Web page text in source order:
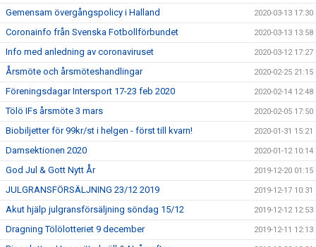
Gemensam övergångspolicy i Halland 2020-03-13 17:30
Coronainfo från Svenska Fotbollförbundet 2020-03-13 13:58
Info med anledning av coronaviruset 2020-03-12 17:27
Årsmöte och årsmöteshandlingar 2020-02-25 21:15
Föreningsdagar Intersport 17-23 feb 2020 2020-02-14 12:48
Tölö IFs årsmöte 3 mars 2020-02-05 17:50
Biobiljetter för 99kr/st i helgen - först till kvarn! 2020-01-31 15:21
Damsektionen 2020 2020-01-12 10:14
God Jul & Gott Nytt År 2019-12-20 01:15
JULGRANSFÖRSÄLJNING 23/12 2019 2019-12-17 10:31
Akut hjälp julgransförsäljning söndag 15/12 2019-12-12 12:53
Dragning Tölölotteriet 9 december 2019-12-11 12:13